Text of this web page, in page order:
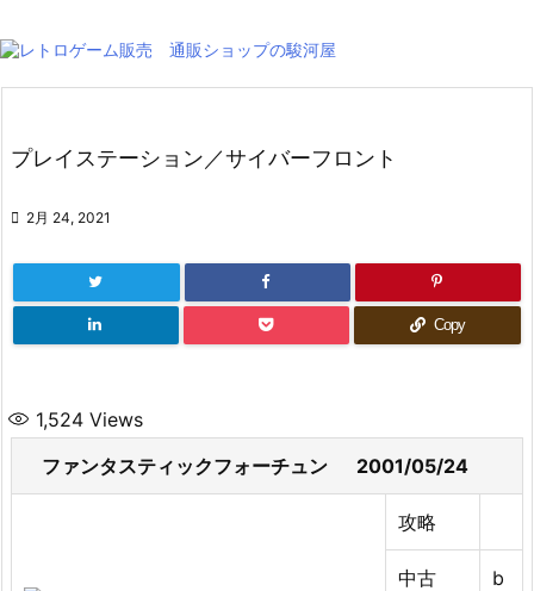
プレイステーション／サイバーフロント
 2月 24, 2021
Copy
1,524 Views
ファンタスティックフォーチュン 2001/05/24
攻略
中古 b